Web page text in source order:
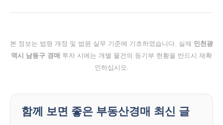
본 정보는 법령 개정 및 법원 실무 기준에 기초하였습니다. 실제 인천광
역시 남동구 경매 투자 시에는 개별 물건의 등기부 현황을 반드시 재확
인하십시오.
함께 보면 좋은 부동산경매 최신 글